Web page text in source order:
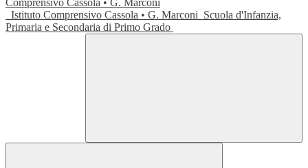
Istituto Comprensivo Cassola • G. Marconi Scuola d'Infanzia,
Primaria e Secondaria di Primo Grado